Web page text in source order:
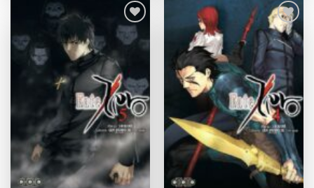
Ajouter
à la
wishlist
Ajouter
à la
wishlist